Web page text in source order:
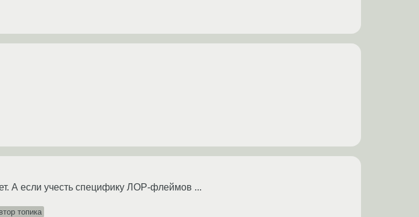
А если учесть специфику ЛОР-флеймов ...
топика